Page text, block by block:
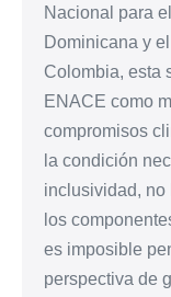
Nacional para
Dominicana y
Colombia, esta
ENACE como
compromisos
la condición
inclusividad, no
los
es imposible
perspectiva de